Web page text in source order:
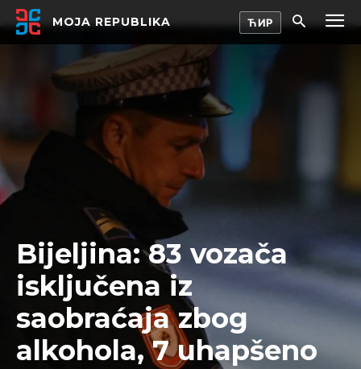
MOJA REPUBLIKA
Bijeljina: 83 vozača
isključena iz
saobraćaja zbog
alkohola, 7 uhapšeno